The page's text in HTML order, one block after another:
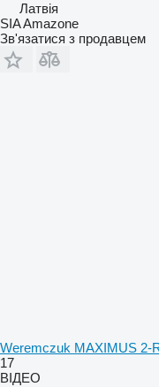
Латвія
SIA Amazone
Зв'язатися з продавцем
Weremczuk MAXIMUS 2-
17
ВІДЕО